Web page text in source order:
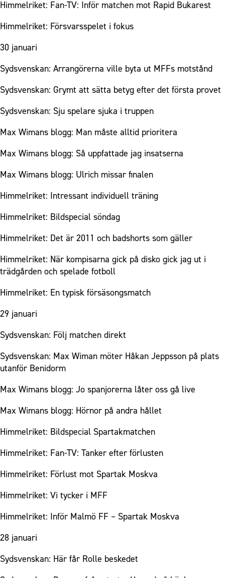
Himmelriket: Fan-TV: Inför matchen mot Rapid Bukarest
Himmelriket: Försvarsspelet i fokus
30 januari
Sydsvenskan: Arrangörerna ville byta ut MFFs motstånd
Sydsvenskan: Grymt att sätta betyg efter det första provet
Sydsvenskan: Sju spelare sjuka i truppen
Max Wimans blogg: Man måste alltid prioritera
Max Wimans blogg: Så uppfattade jag insatserna
Max Wimans blogg: Ulrich missar finalen
Himmelriket: Intressant individuell träning
Himmelriket: Bildspecial söndag
Himmelriket: Det är 2011 och badshorts som gäller
Himmelriket: När kompisarna gick på disko gick jag ut i
trädgården och spelade fotboll
Himmelriket: En typisk försäsongsmatch
29 januari
Sydsvenskan: Följ matchen direkt
Sydsvenskan: Max Wiman möter Håkan Jeppsson på plats
utanför Benidorm
Max Wimans blogg: Jo spanjorerna låter oss gå live
Max Wimans blogg: Hörnor på andra hållet
Himmelriket: Bildspecial Spartakmatchen
Himmelriket: Fan-TV: Tanker efter förlusten
Himmelriket: Förlust mot Spartak Moskva
Himmelriket: Vi tycker i MFF
Himmelriket: Inför Malmö FF – Spartak Moskva
28 januari
Sydsvenskan: Här får Rolle beskedet